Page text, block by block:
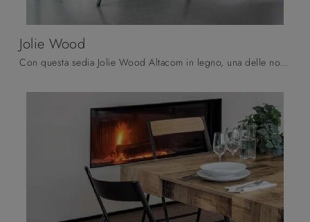
Jolie Wood
Con questa sedia Jolie Wood Altacom in legno, una delle nostre sedute pieghevoli moderne, potrai arricchire i tuoi locali.